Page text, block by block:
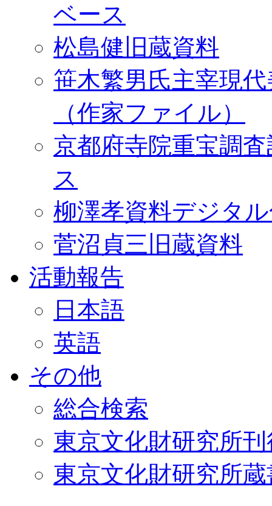
ベース
松島健旧蔵資料
笹木繁男氏主宰現
（作家ファイル）
京都府寺院重宝調
ス
柳澤孝資料デジタ
菅沼貞三旧蔵資料
活動報告
日本語
英語
その他
総合検索
東京文化財研究所
東京文化財研究所